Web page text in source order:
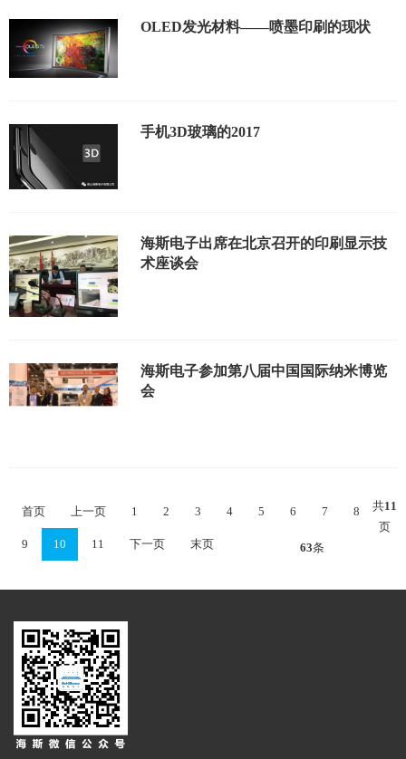
OLED发光材料——喷墨印刷的现状
手机3D玻璃的2017
海斯电子出席在北京召开的印刷显示技
术座谈会
海斯电子参加第八届中国国际纳米博览
会
首页 上一页 1 2 3 4 5 6 7 8
9 10 11 下一页 末页
共11
页
63条